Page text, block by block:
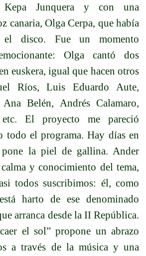
Kepa Junquera y con una
canaria, Olga Cerpa, que había
el disco. Fue un momento
Olga cantó dos
euskera, igual que hacen otros
Ríos, Luis Eduardo Aute,
Belén, Andrés Calamaro,
El proyecto me pareció
todo el programa. Hay días en
la piel de gallina. Ander
y conocimiento del tema,
todos suscribimos: él, como
harto de ese denominado
arranca desde la II República.
el sol” propone un abrazo
a través de la música y una